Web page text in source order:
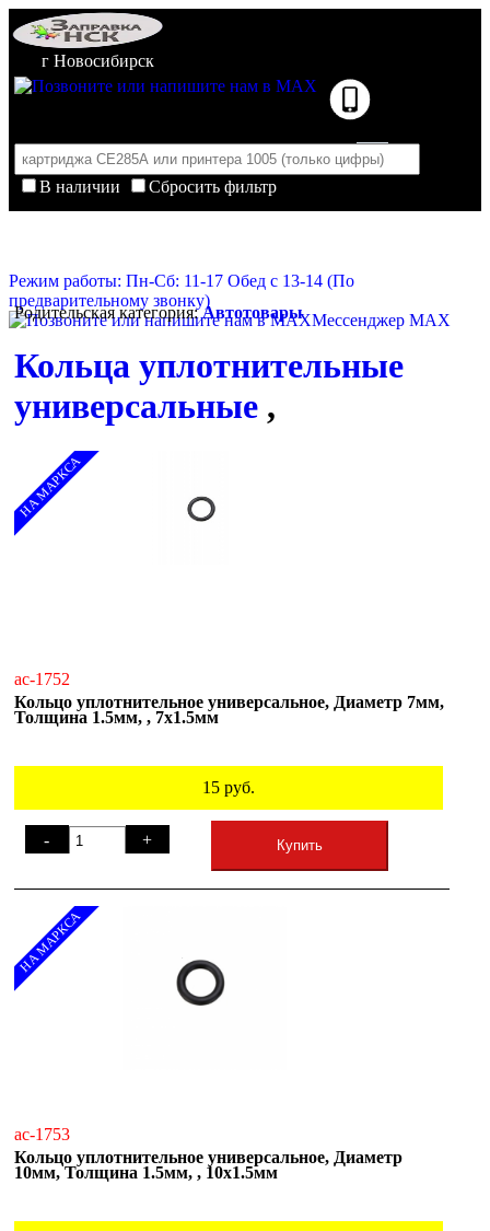
г Новосибирск
В наличии
Сбросить фильтр
Корзина пуста
Режим работы: Пн-Сб: 11-17 Обед с 13-14 (По
предварительному звонку)
Мессенджер MAX
Родительская категория:Автотовары
Кольца уплотнительные
универсальные ,
НА МАРКСА
ac-1752
Кольцо уплотнительное универсальное, Диаметр 7мм,
Толщина 1.5мм, , 7х1.5мм
15 руб.
- + Купить
НА МАРКСА
ac-1753
Кольцо уплотнительное универсальное, Диаметр
10мм, Толщина 1.5мм, , 10х1.5мм